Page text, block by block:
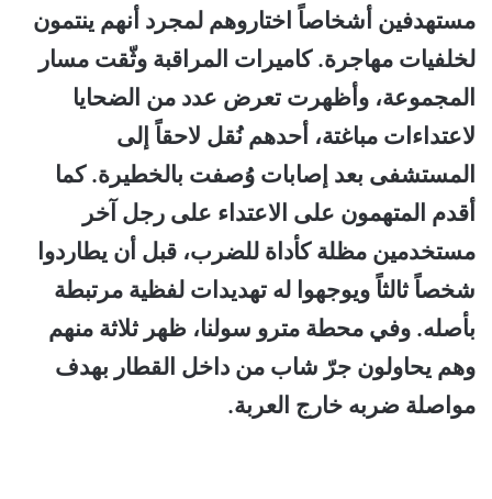
مستهدفين أشخاصاً اختاروهم لمجرد أنهم ينتمون
لخلفيات مهاجرة. كاميرات المراقبة وثّقت مسار
المجموعة، وأظهرت تعرض عدد من الضحايا
لاعتداءات مباغتة، أحدهم نُقل لاحقاً إلى
المستشفى بعد إصابات وُصفت بالخطيرة. كما
أقدم المتهمون على الاعتداء على رجل آخر
مستخدمين مظلة كأداة للضرب، قبل أن يطاردوا
شخصاً ثالثاً ويوجهوا له تهديدات لفظية مرتبطة
بأصله. وفي محطة مترو سولنا، ظهر ثلاثة منهم
وهم يحاولون جرّ شاب من داخل القطار بهدف
مواصلة ضربه خارج العربة.